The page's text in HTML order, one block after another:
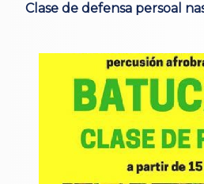
Clase de defensa persoal